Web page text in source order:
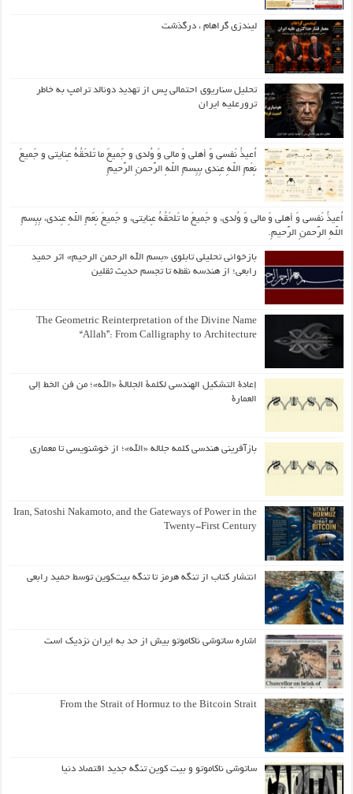
لیندزی گراهام ، درگذشت
تحلیل سناریوی احتمالی پس از تهدید دونالد ترامپ به خاطر
ترورعلیه ایران
اُعیذُ نَفسی وَ أهلی وَ مالی وَ وُلدی و جَمیعَ ما تَلحَقُهُ عِنایتی و جَمیعَ
نِعَمِ اللّهِ عِندی بِبِسمِ اللّهِ الرَّحمنِ الرَّحیمِ
اُعیذُ نَفسی وَ أهلی وَ مالی وَ وُلدی، و جَمیعَ ما تَلحَقُهُ عِنایتی، و جَمیعَ نِعَمِ اللّهِ عِندی، بِبِسمِ
اللّهِ الرَّحمنِ الرَّحیمِ.
بازخوانی تحلیلی تابلوی «بسم الله الرحمن الرحیم» اثر حمید
رابعی؛ از هندسه نقطه تا تجسم حدیث ثقلین
The Geometric Reinterpretation of the Divine Name
“Allah”: From Calligraphy to Architecture
إعادة التشكيل الهندسي لكلمة الجلالة «الله»؛ من فن الخط إلى
العمارة
بازآفرینی هندسی کلمه جلاله «الله»؛ از خوشنویسی تا معماری
Iran, Satoshi Nakamoto, and the Gateways of Power in the
Twenty-First Century
انتشار کتاب از تنگه هرمز تا تنگه بیت‌کوین توسط حمید رابعی
اشاره ساتوشی ناکاموتو بیش از حد به ایران نزدیک است
From the Strait of Hormuz to the Bitcoin Strait
ساتوشی ناکاموتو و بیت کوین تنگه جدید اقتصاد دنیا